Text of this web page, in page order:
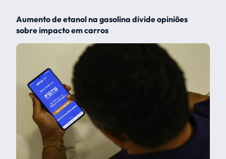
Aumento de etanol na gasolina divide opiniões
sobre impacto em carros